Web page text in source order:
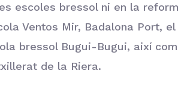
escoles bressol ni en la
Ventos Mir, Badalona Port,
bressol Bugui-Bugui, així
de la Riera.